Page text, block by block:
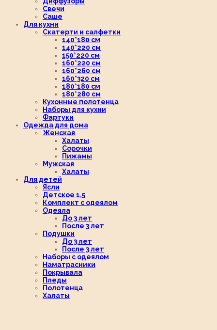
Свечи
Саше
Для кухни
Скатерти и салфетки
140*180 см
140*220 см
150*220 см
160*220 см
160*260 см
160*320 см
180*180 см
180*280 см
Кухонные полотенца
Наборы для кухни
Фартуки
Одежда для дома
Женская
Халаты
Сорочки
Пижамы
Мужская
Халаты
Для детей
Ясли
Детское 1,5
Комплект с одеялом
Одеяла
До 3 лет
После 3 лет
Подушки
До 3 лет
После 3 лет
Наборы с одеялом
Наматрасники
Покрывала
Пледы
Полотенца
Халаты